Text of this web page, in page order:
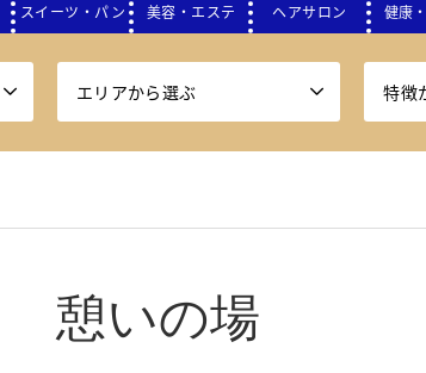
スイーツ・パン 美容・エステ ヘアサロン 健康
エリアから選ぶ 特徴
憩いの場